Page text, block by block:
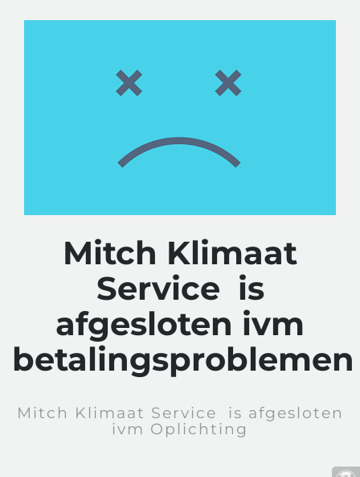
Mitch Klimaat
Service is
afgesloten ivm
betalingsproblemen
Mitch Klimaat Service is afgesloten
ivm Oplichting